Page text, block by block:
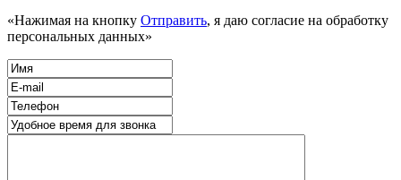
«Нажимая на кнопку Отправить, я даю согласие на обработку
персональных данных»